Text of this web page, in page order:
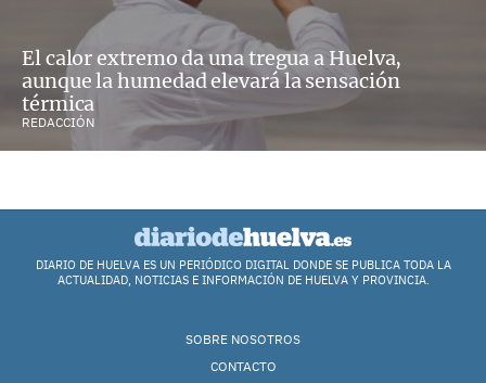
El calor extremo da una tregua a Huelva,
aunque la humedad elevará la sensación
térmica
REDACCIÓN
DIARIO DE HUELVA ES UN PERIÓDICO DIGITAL DONDE SE PUBLICA TODA LA
ACTUALIDAD, NOTICIAS E INFORMACIÓN DE HUELVA Y PROVINCIA.
SOBRE NOSOTROS
CONTACTO